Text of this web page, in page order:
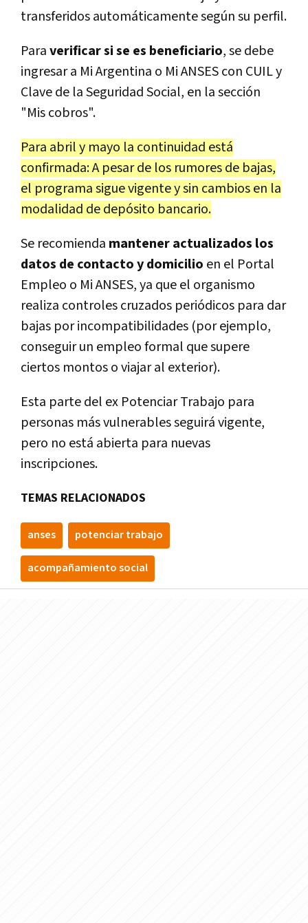
transferidos automáticamente según su perfil.
Paraverificar si se es beneficiario, se debe
ingresar a Mi Argentina o Mi ANSES con CUIL y
Clave de la Seguridad Social, en la sección
"Mis cobros".
Para abril y mayo la continuidad está
confirmada: A pesar de los rumores de bajas,
el programa sigue vigente y sin cambios en la
modalidad de depósito bancario.
Se recomienda mantener actualizados los
datos de contacto y domicilio en el Portal
Empleo o Mi ANSES, ya que el organismo
realiza controles cruzados periódicos para dar
bajas por incompatibilidades (por ejemplo,
conseguir un empleo formal que supere
ciertos montos o viajar al exterior).
Esta parte del ex Potenciar Trabajo para
personas más vulnerables seguirá vigente,
pero no está abierta para nuevas
inscripciones.
TEMAS RELACIONADOS
anses potenciar trabajo
acompañamiento social